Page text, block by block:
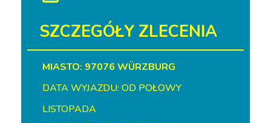
SZCZEGÓŁY ZLECENIA
MIASTO: 97076 WÜRZBURG
DATA WYJAZDU: OD POŁOWY
LISTOPADA